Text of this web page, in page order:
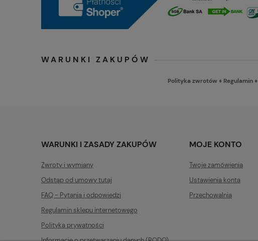
WARUNKI ZAKUPÓW
Polityka zwrotów ♦ Regulamin♦
WARUNKI I ZASADY ZAKUPÓW
Zwroty i wymiany
Odstąp od umowy tutaj
FAQ - Pytania i odpowiedzi
Regulamin sklepu internetowego
Polityka prywatności
MOJE KONTO
Twoje zamówienia
Ustawienia konta
Przechowalnia